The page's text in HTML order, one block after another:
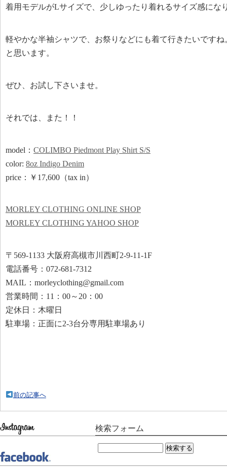
着用モデルがLサイズで、少しゆったり着れるサイズ感にな
軽やかな半袖シャツで、お祭りなどにも着て行きたいです
と思います。
ぜひ、お試し下さいませ。
それでは、また！！
model： COLIMBO Piedmont Play Shirt S/S
color: 8oz Indigo Denim
price：￥17,600（tax in）
MORLEY CLOTHING ONLINE SHOP
MORLEY CLOTHING YAHOO SHOP
〒569-1133 大阪府高槻市川西町2-9-11-1F
電話番号：072-681-7312
MAIL：morleyclothing@gmail.com
営業時間：11：00～20：00
定休日：木曜日
駐車場：正面に2-3台分専用駐車場あり
前の記事へ
検索フォーム